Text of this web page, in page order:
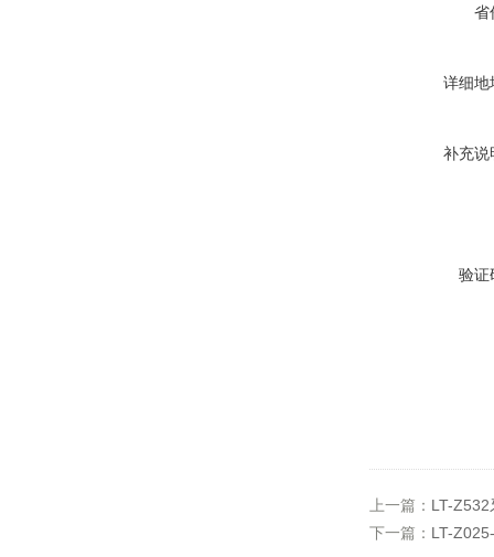
省
详细地
补充说
验证
上一篇： LT-
下一篇： LT-